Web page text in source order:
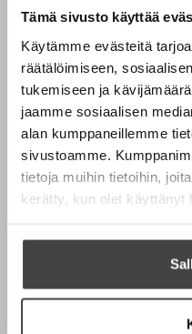
Tämä sivusto käyttää
Käytämme evästeitä
räätälöimiseen,
tukemiseen ja
jaamme sosiaalisen
alan kumppaneillemme
sivustoamme.
tietoja muihin tietoihin,
kerätty, kun olet käyttänyt
l
e
a
t
A
u
k
e
a
a
u
t
n
t
l
e
b
a
t
A
u
k
e
a
a
e
Muut teokset
Marraskuu 2026